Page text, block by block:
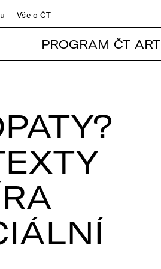
Vše o ČT
PROGRAM ČT ART